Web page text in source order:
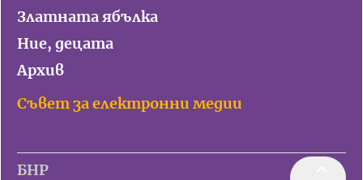
Златната ябълка
Ние, децата
Архив
Съвет за електронни медии
БНР